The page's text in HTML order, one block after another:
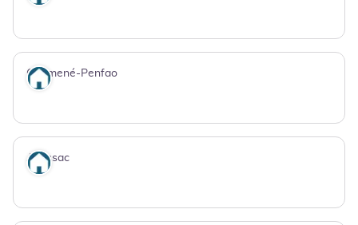
Où dormir
Guémené-Penfao
Où dormir
Avessac